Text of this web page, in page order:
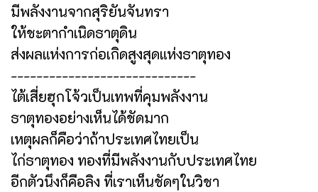
มีพลังงานจากสุริยันจันทรา
ให้ชะตากำเนิดธาตุดิน
ส่งผลแห่งการก่อเกิดสูงสุดแห่งธาตุทอง
-----------------------------
ไต้เสี่ยฮุกโจ้วเป็นเทพที่คุมพลังงาน
ธาตุทองอย่างเห็นได้ชัดมาก
เหตุผลก็คือว่าถ้าประเทศไทยเป็น
ไก่ธาตุทอง ทองที่มีพลังงานกับประเทศไทย
อีกตัวนึงก็คือลิง ที่เราเห็นชัดๆในวิชา